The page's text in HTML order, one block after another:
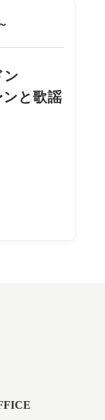
ン
と歌謡